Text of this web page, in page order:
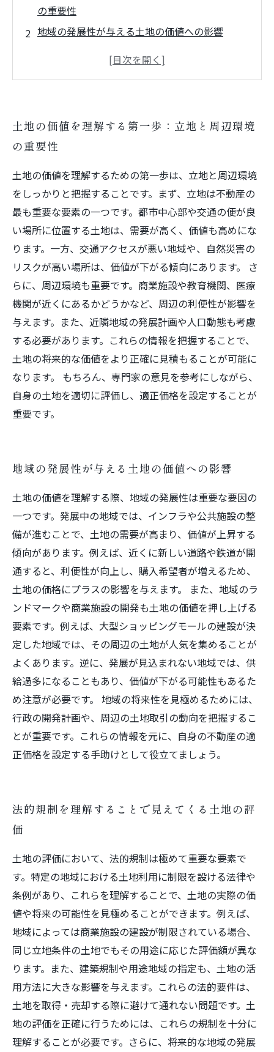
の重要性
地域の発展性が与える土地の価値への影響
法的規制を理解することで見えてくる土地の評
成功する不動産売却のために知っておくべきこ
と
土地の価値を理解する第一歩：立地と周辺環境
の重要性
土地の価値を理解するための第一歩は、立地と周辺環境
をしっかりと把握することです。まず、立地は不動産の
最も重要な要素の一つです。都市中心部や交通の便が良
い場所に位置する土地は、需要が高く、価値も高めにな
ります。一方、交通アクセスが悪い地域や、自然災害の
リスクが高い場所は、価値が下がる傾向にあります。 さ
らに、周辺環境も重要です。商業施設や教育機関、医療
機関が近くにあるかどうかなど、周辺の利便性が影響を
与えます。また、近隣地域の発展計画や人口動態も考慮
する必要があります。これらの情報を把握することで、
土地の将来的な価値をより正確に見積もることが可能に
なります。 もちろん、専門家の意見を参考にしながら、
自身の土地を適切に評価し、適正価格を設定することが
重要です。
地域の発展性が与える土地の価値への影響
土地の価値を理解する際、地域の発展性は重要な要因の
一つです。発展中の地域では、インフラや公共施設の整
備が進むことで、土地の需要が高まり、価値が上昇する
傾向があります。例えば、近くに新しい道路や鉄道が開
通すると、利便性が向上し、購入希望者が増えるため、
土地の価格にプラスの影響を与えます。 また、地域のラ
ンドマークや商業施設の開発も土地の価値を押し上げる
要素です。例えば、大型ショッピングモールの建設が決
定した地域では、その周辺の土地が人気を集めることが
よくあります。逆に、発展が見込まれない地域では、供
給過多になることもあり、価値が下がる可能性もあるた
め注意が必要です。 地域の将来性を見極めるためには、
行政の開発計画や、周辺の土地取引の動向を把握するこ
とが重要です。これらの情報を元に、自身の不動産の適
正価格を設定する手助けとして役立てましょう。
法的規制を理解することで見えてくる土地の評
価
土地の評価において、法的規制は極めて重要な要素で
す。特定の地域における土地利用に制限を設ける法律や
条例があり、これらを理解することで、土地の実際の価
値や将来の可能性を見極めることができます。例えば、
地域によっては商業施設の建設が制限されている場合、
同じ立地条件の土地でもその用途に応じた評価額が異な
ります。また、建築規制や用途地域の指定も、土地の活
用方法に大きな影響を与えます。これらの法的要件は、
土地を取得・売却する際に避けて通れない問題です。土
地の評価を正確に行うためには、これらの規制を十分に
理解することが必要です。さらに、将来的な地域の発展